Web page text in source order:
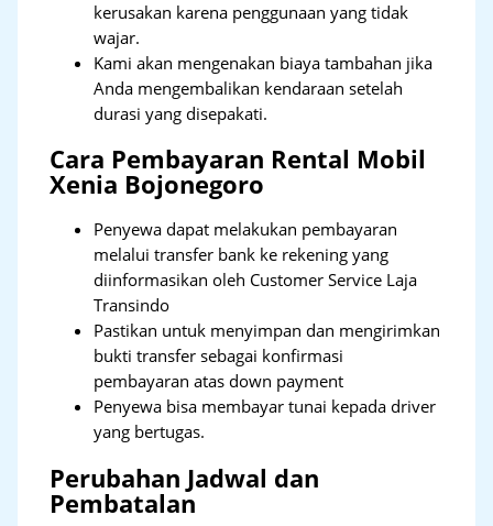
kerusakan karena penggunaan yang tidak
wajar.
Kami akan mengenakan biaya tambahan jika
Anda mengembalikan kendaraan setelah
durasi yang disepakati.
Cara Pembayaran Rental Mobil
Xenia Bojonegoro
Penyewa dapat melakukan pembayaran
melalui transfer bank ke rekening yang
diinformasikan oleh Customer Service Laja
Transindo
Pastikan untuk menyimpan dan mengirimkan
bukti transfer sebagai konfirmasi
pembayaran atas down payment
Penyewa bisa membayar tunai kepada driver
yang bertugas.
Perubahan Jadwal dan
Pembatalan